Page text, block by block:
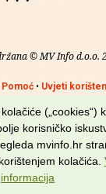
© MV Info d.o.o.
Pomoć• Uvjeti
Potraži nas na:
(„cookies“)
korisničko
mvinfo.hr
kolačića.
informacija